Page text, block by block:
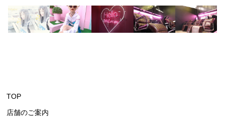
TOP
店舗のご案内